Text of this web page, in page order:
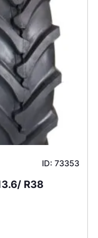
ID: 73353
R38